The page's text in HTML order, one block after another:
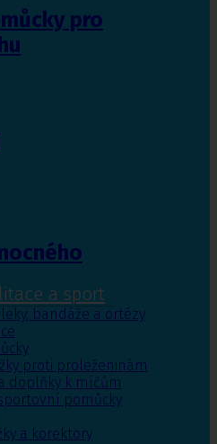
pro
a sport
bandáže a ortézy
proti proleženinám
doplňky k míčům
pomůcky
a korektory